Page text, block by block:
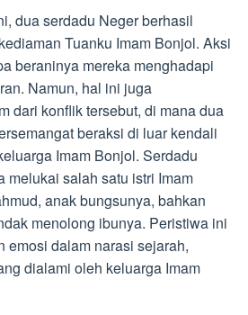
dua serdadu Neger berhasil
Tuanku Imam Bonjol. Aksi
beraninya mereka menghadapi
Namun, hal ini juga
dari konflik tersebut, di mana dua
beraksi di luar kendali
Imam Bonjol. Serdadu
melukai salah satu istri Imam
anak bungsunya, bahkan
menolong ibunya. Peristiwa ini
emosi dalam narasi sejarah,
dialami oleh keluarga Imam